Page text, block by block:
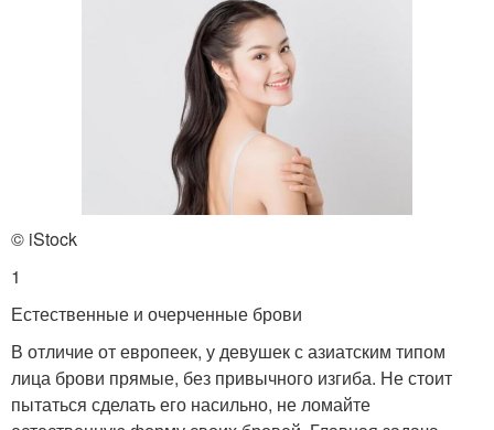
Различные типы макияж для карих глаз
© iStock
1
Естественные и очерченные брови
В отличие от европеек, у девушек с азиатским типом
лица брови прямые, без привычного изгиба. Не стоит
пытаться сделать его насильно, не ломайте